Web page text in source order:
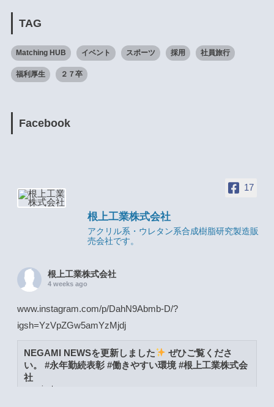
TAG
Matching HUB イベント スポーツ 採用 社員旅行
福利厚生 ２７卒
Facebook
17
根上工業株式会社
アクリル系・ウレタン系合成樹脂研究製造販
売会社です。
根上工業株式会社
4 weeks ago
www.instagram.com/p/DahN9Abmb-D/?
igsh=YzVpZGw5amYzMjdj
NEGAMI NEWSを更新しました
ぜひご覧くださ
い。 #永年勤続表彰 #働きやすい環境 #根上工業株式会
社
www.instagram.com